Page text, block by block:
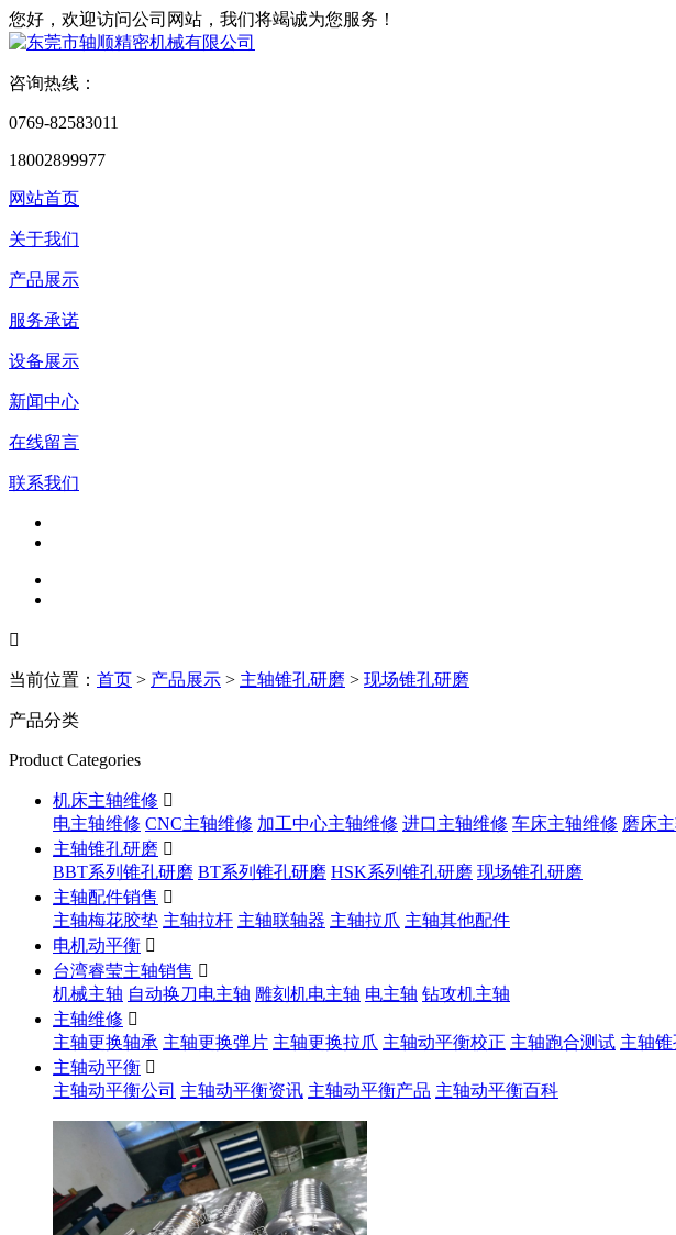
您好，欢迎访问公司网站，我们将竭诚为您服务！
咨询热线：
0769-82583011
18002899977
网站首页
关于我们
产品展示
服务承诺
设备展示
新闻中心
在线留言
联系我们

当前位置： 首页 > 产品展示 > 主轴锥孔研磨 > 现场锥孔研磨
产品分类
Product Categories
机床主轴维修 
电主轴维修 CNC主轴维修 加工中心主轴维修 进口主轴维修 车床主轴维修 磨床
主轴锥孔研磨 
BBT系列锥孔研磨 BT系列锥孔研磨 HSK系列锥孔研磨 现场锥孔研磨
主轴配件销售 
主轴梅花胶垫 主轴拉杆 主轴联轴器 主轴拉爪 主轴其他配件
电机动平衡 
台湾睿莹主轴销售 
机械主轴 自动换刀电主轴 雕刻机电主轴 电主轴 钻攻机主轴
主轴维修 
主轴更换轴承 主轴更换弹片 主轴更换拉爪 主轴动平衡校正 主轴跑合测试 主轴
主轴动平衡 
主轴动平衡公司 主轴动平衡资讯 主轴动平衡产品 主轴动平衡百科